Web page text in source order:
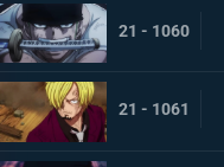
21 - 1060
21 - 1061